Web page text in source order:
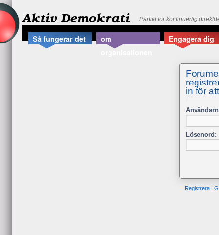
Aktiv Demokrati Partiet för kontinuerlig
Så fungerar det
om
Engagera dig
in för
Lösenord:
Registrera|